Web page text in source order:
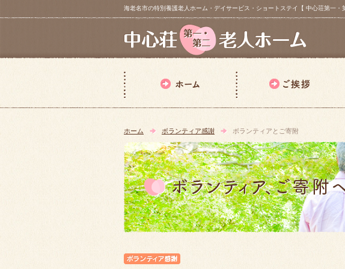
海老名市の特別養護老人ホーム・デイサービス・ショートステイ【 中心荘第
ホーム ボランティア感謝 ボランティアとご寄附